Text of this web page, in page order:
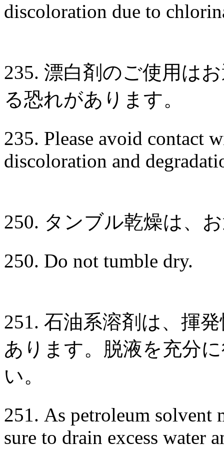
discoloration due to
235. 漂白剤のご使用は
る恐れがあります。
235. Please avoid contact
discoloration and
250. タンブル乾燥は、
250. Do not tumble dry.
251. 石油系溶剤は、揮
あります。脱液を充分
い。
251. As petroleum solvent
sure to drain excess water